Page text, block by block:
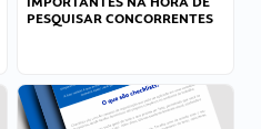
PESQUISAR CONCORRENTES